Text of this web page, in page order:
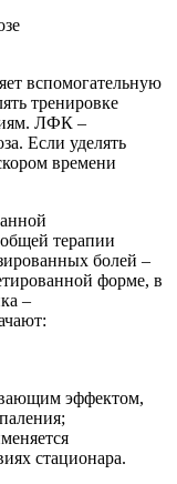
вспомогательную
тренировке
ЛФК –
Если уделять
времени
терапии
болей –
форме, в
–
эффектом,
стационара.